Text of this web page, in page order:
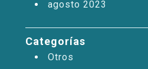
agosto 2023
Categorías
Otros